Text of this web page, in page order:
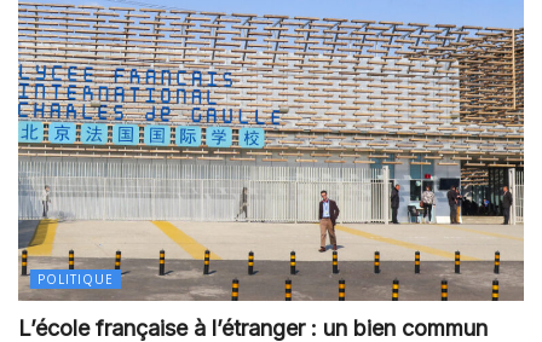
POLITIQUE
L’école française à l’étranger : un bien commun